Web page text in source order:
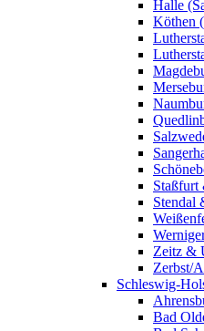
Halle
Köthen
Staßfurt
Stendal
Zeitz &
Zerbst/
Schleswig-
Bad